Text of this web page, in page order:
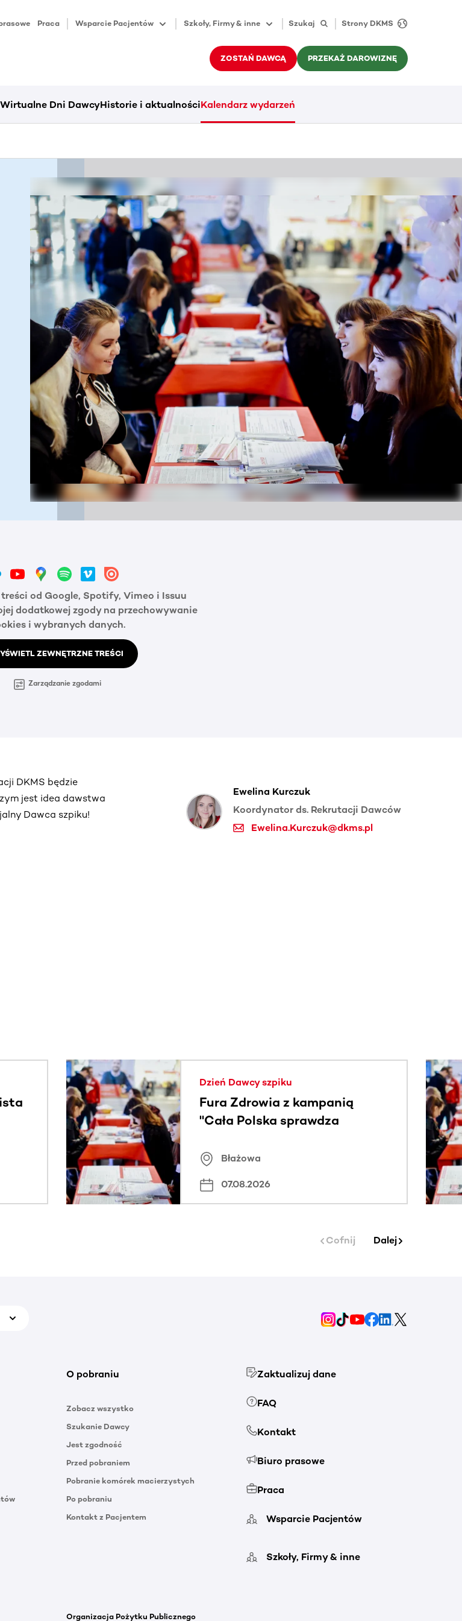
Praca Wsparcie Pacjentów Szkoły, Firmy & inne Szukaj Strony DKMS
ZOSTAŃ DAWCĄ PRZEKAŻ DAROWIZNĘ
Wirtualne Dni DawcyHistorie i aktualnościKalendarz wydarzeń
od Google, Spotify, Vimeo i Issuu
dodatkowej zgody na przechowywanie
i wybranych danych.
ZEWNĘTRZNE TREŚCI
Zarządzanie zgodami
DKMS będzie
jest idea dawstwa
Dawca szpiku!
Ewelina Kurczuk
Koordynator ds. Rekrutacji Dawców
Ewelina.Kurczuk@dkms.pl
przesuń palcem, aby zobaczyć więcej.
Dzień Dawcy szpiku
Fura Zdrowia z kampanią
"Cała Polska sprawdza
Błażowa
07.08.2026
Cofnij Dalej
O pobraniu
Zobacz wszystko
Szukanie Dawcy
Jest zgodność
Przed pobraniem
Pobranie komórek macierzystych
Po pobraniu
Kontakt z Pacjentem
Zaktualizuj dane
FAQ
Kontakt
Biuro prasowe
Praca
Wsparcie Pacjentów
Szkoły, Firmy & inne
Organizacja Pożytku Publicznego